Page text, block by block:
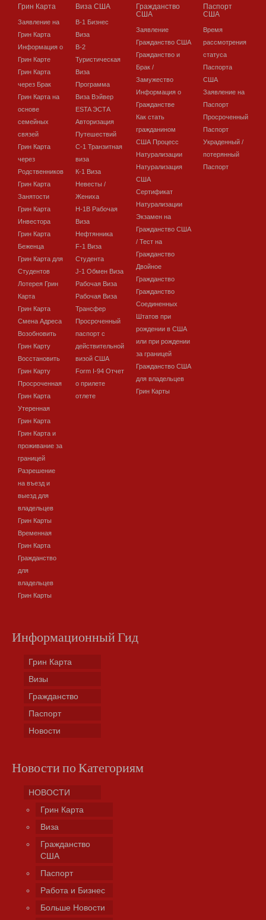
Грин Карта
Заявление на
Грин Карта
Информация о
Грин Карте
Грин Карта
через Брак
Грин Карта на
основе
семейных
связей
Грин Карта
через
Родственников
Грин Карта
Занятости
Грин Карта
Инвестора
Грин Карта
Беженца
Грин Карта для
Студентов
Лотерея Грин
Карта
Грин Карта
Смена Адреса
Возобновить
Грин Карту
Восстановить
Грин Карту
Просроченная
Грин Карта
Утеренная
Грин Карта
Грин Карта и
проживание за
границей
Разрешение
на въезд и
выезд для
владельцев
Грин Карты
Временная
Грин Карта
Гражданство
для
владельцев
Грин Карты
Виза США
В-1 Бизнес
Виза
В-2
Туристическая
Виза
Программа
Виза Вэйвер
ESTA ЭСТА
Авторизация
Путешествий
C-1 Транзитная
виза
К-1 Виза
Невесты /
Жениха
H-1B Рабочая
Виза
Нефтянника
F-1 Виза
Студента
J-1 Обмен Виза
Рабочая Виза
Рабочая Виза
Трансфер
Просроченный
паспорт с
действительной
визой США
Form I-94 Отчет
о прилете
отлете
Гражданство
США
Заявление
Гражданство США
Гражданство и
Брак /
Замужество
Информация о
Гражданстве
Как стать
гражданином
США Процесс
Натурализации
Натурализация
США
Сертификат
Натурализации
Экзамен на
Гражданство США
/ Тест на
Гражданство
Двойное
Гражданство
Гражданство
Соединенных
Штатов при
рождении в США
или при рождении
за границей
Гражданство США
для владельцев
Грин Карты
Паспорт
США
Время
рассмотрения
статуса
Паспорта
США
Заявление на
Паспорт
Просроченный
Паспорт
Украденный /
потерянный
Паспорт
Информационный Гид
Грин Карта
Визы
Гражданство
Паспорт
Новости
Новости по Категориям
НОВОСТИ
Грин Карта
Виза
Гражданство
США
Паспорт
Работа и Бизнес
Больше Новости